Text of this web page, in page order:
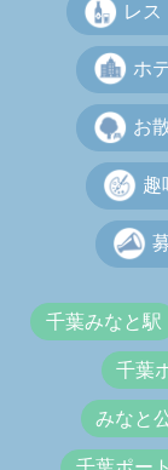
レス
ホ
お
趣
千葉みなと駅
千葉
みなと